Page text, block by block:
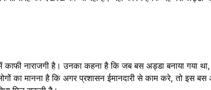
काफी नाराजगी है। उनका कहना है कि जब बस अड्डा बनाया गया
का मानना है कि अगर प्रशासन ईमानदारी से काम करे, तो इस